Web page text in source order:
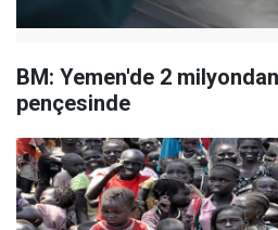
BM: Yemen'de 2
pençesinde